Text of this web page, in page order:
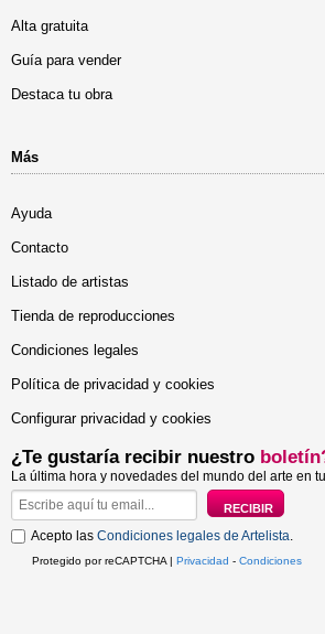
Alta gratuita
Guía para vender
Destaca tu obra
Más
Ayuda
Contacto
Listado de artistas
Tienda de reproducciones
Condiciones legales
Política de privacidad y cookies
Configurar privacidad y cookies
¿Te gustaría recibir nuestro
La última hora y novedades del mundo del arte en
Acepto las Condiciones legales de Artelista.
Protegido por reCAPTCHA | Privacidad - Condiciones